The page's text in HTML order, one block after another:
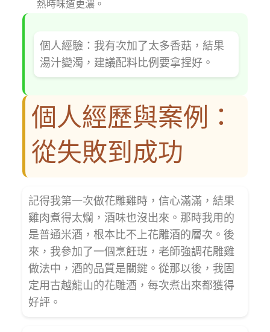
熱時味道更濃。
個人經驗：我有次加了太多香菇，結果
湯汁變濁，建議配料比例要拿捏好。
個人經歷與案例：
從失敗到成功
記得我第一次做花雕雞時，信心滿滿，結果
雞肉煮得太爛，酒味也沒出來。那時我用的
是普通米酒，根本比不上花雕酒的層次。後
來，我參加了一個烹飪班，老師強調花雕雞
做法中，酒的品質是關鍵。從那以後，我固
定用古越龍山的花雕酒，每次煮出來都獲得
好評。